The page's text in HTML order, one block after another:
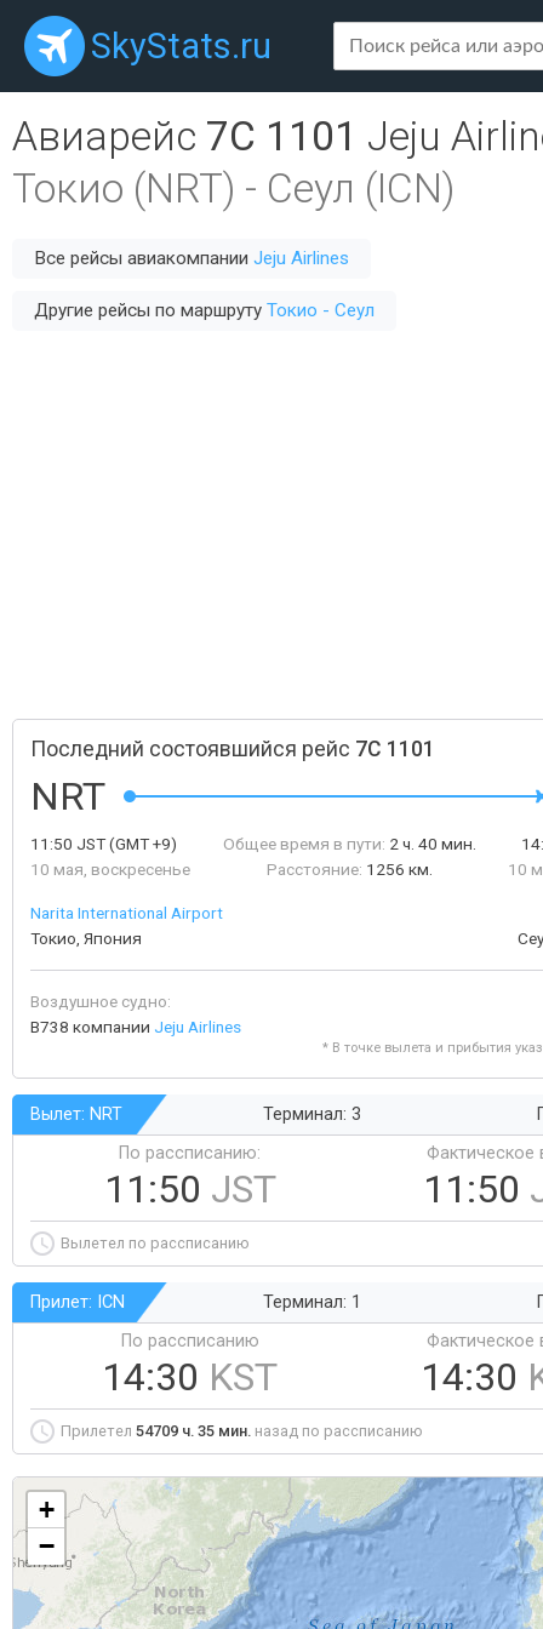
SkyStats.ru
Авиарейс 7C 1101 Jeju
Токио (NRT) - Сеул (ICN)
Все рейсы авиакомпании Jeju Airlines
Другие рейсы по маршруту Токио - Сеул
Последний состоявшийся рейс 7C 1101
NRT
11:50 JST(GMT +9)
10 мая, воскресенье
Общее время в пути: 2 ч. 40 мин.
Расстояние: 1256 км.
10
Narita International Airport
Токио, Япония
Воздушное судно:
B738 компании Jeju Airlines
* В точке вылета и прибытия
Вылет: NRT Терминал: 3
По рассписанию:
11:50 JST
Фактическое
11:50
Вылетел по рассписанию
Прилет: ICN Терминал: 1
По рассписанию
14:30 KST
Фактическое
14:30
Прилетел 54709 ч. 35 мин. назад по рассписанию
+
−